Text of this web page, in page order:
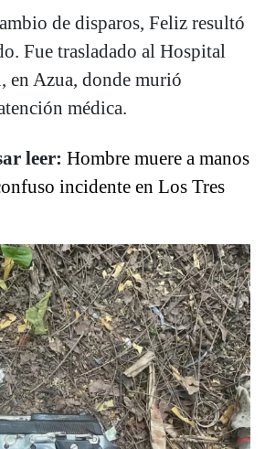
de disparos, Feliz resultó
Fue trasladado al Hospital
en Azua, donde murió
médica.
leer: Hombre muere a manos
incidente en Los Tres